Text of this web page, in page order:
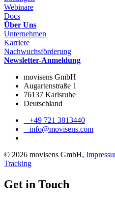
Webinare
Docs
Über Uns
Unternehmen
Karriere
Nachwuchsförderung
Newsletter-Anmeldung
movisens GmbH
Augartenstraße 1
76137 Karlsruhe
Deutschland
+49 721 3813440
info@movisens.com
© 2026 movisens GmbH,
Tracking
Get in Touch